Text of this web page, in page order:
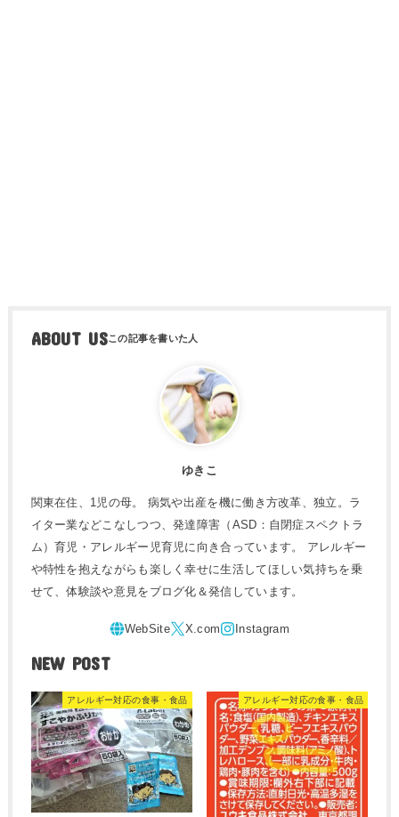
ABOUT US
ゆきこ
関東在住、1児の母。 病気や出産を機に働き方改革、独立。ラ
イター業などこなしつつ、発達障害（ASD：自閉症スペクトラ
ム）育児・アレルギー児育児に向き合っています。 アレルギー
や特性を抱えながらも楽しく幸せに生活してほしい気持ちを乗
せて、体験談や意見をブログ化＆発信しています。
NEW POST
アレルギー対応の食事・食品 アレルギー対応の食事・食品